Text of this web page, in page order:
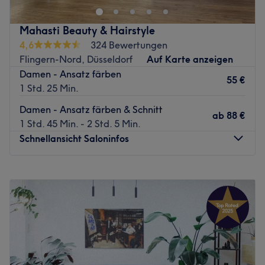
Pempelfort macht genau das! Ob jung oder alt, deine
Haut hat auch mal eine Auszeit verdient! Finde deinen
Wunschtermin jetzt ganz einfach online oder per App
über Treatwell und zeig deiner Haut, wie sehr du sie
schätzt.
Mahasti Beauty & Hairstyle
4,6
324 Bewertungen
Flingern-Nord, Düsseldorf
Auf Karte anzeigen
Damen - Ansatz färben
1 Std. 25 Min.
55 €
Damen - Ansatz färben & Schnitt
1 Std. 45 Min. - 2 Std. 5 Min.
ab 88 €
Schnellansicht Saloninfos
18:30
Mittwoch
18:30
Donnerstag
10:00–18:30
10:00–
18:30
Samstag
10:00–16:00
Sonntag
Geschlossen